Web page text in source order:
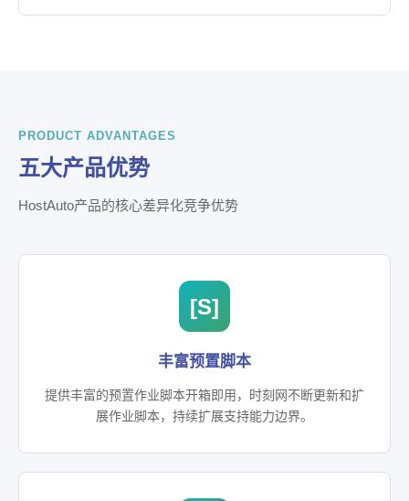
PRODUCT ADVANTAGES
五大产品优势
HostAuto产品的核心差异化竞争优势
[S]
丰富预置脚本
提供丰富的预置作业脚本开箱即用，时刻网不断更新和扩
展作业脚本，持续扩展支持能力边界。